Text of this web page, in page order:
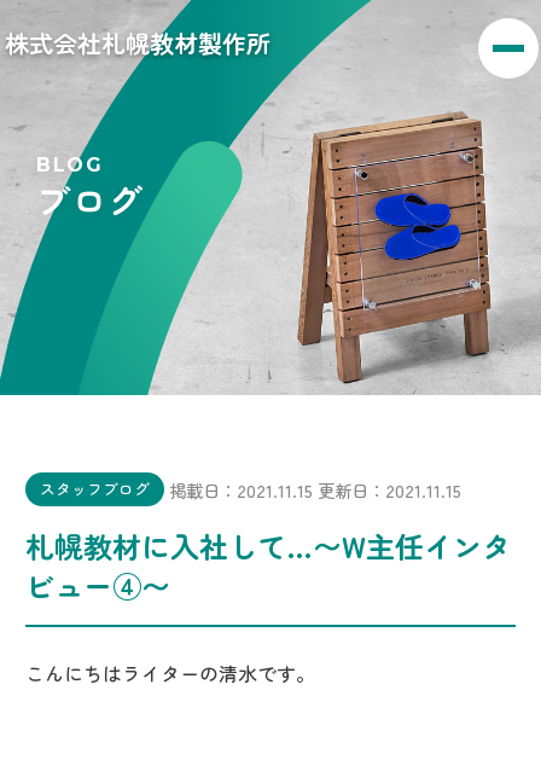
株式会社札幌教材製作所
BLOG
ブログ
スタッフブログ 掲載日：2021.11.15 更新日：2021.11.15
札幌教材に入社して…〜W主任インタ
ビュー④〜
こんにちはライターの清水です。